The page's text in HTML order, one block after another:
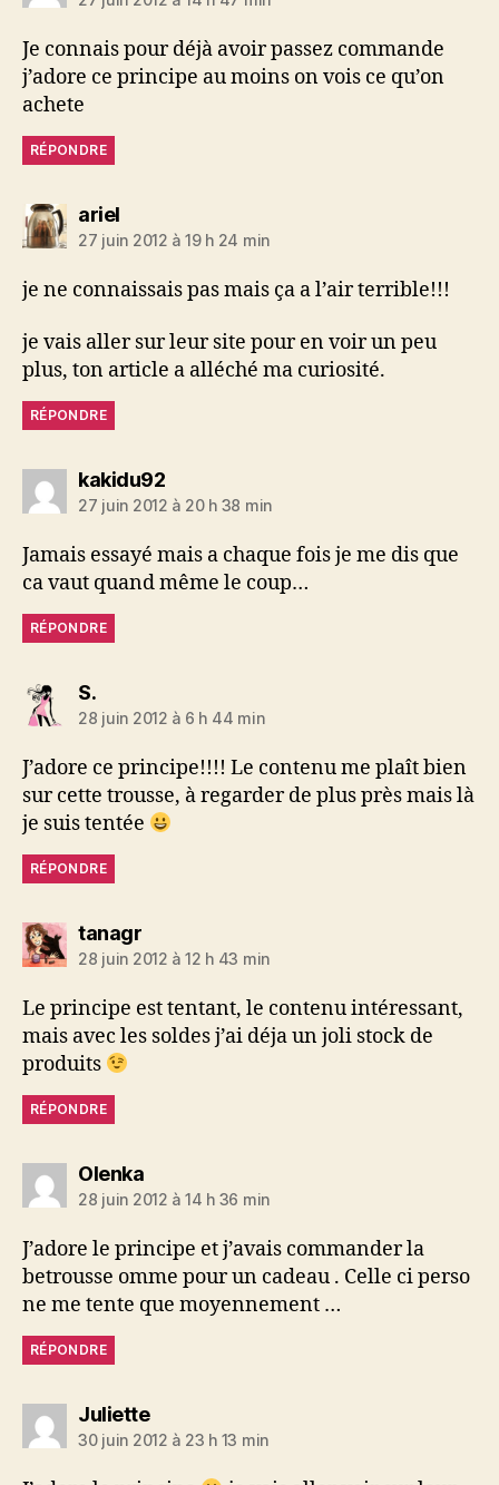
Je connais pour déjà avoir passez commande
j’adore ce principe au moins on vois ce qu’on
achete
RÉPONDRE
arieldit :
27 juin 2012 à 19 h 24 min
je ne connaissais pas mais ça a l’air terrible!!!
je vais aller sur leur site pour en voir un peu
plus, ton article a alléché ma curiosité.
RÉPONDRE
kakidu92dit :
27 juin 2012 à 20 h 38 min
Jamais essayé mais a chaque fois je me dis que
ca vaut quand même le coup…
RÉPONDRE
S.dit :
28 juin 2012 à 6 h 44 min
J’adore ce principe!!!! Le contenu me plaît bien
sur cette trousse, à regarder de plus près mais là
je suis tentée
RÉPONDRE
tanagrdit :
28 juin 2012 à 12 h 43 min
Le principe est tentant, le contenu intéressant,
mais avec les soldes j’ai déja un joli stock de
produits
RÉPONDRE
Olenkadit :
28 juin 2012 à 14 h 36 min
J’adore le principe et j’avais commander la
betrousse omme pour un cadeau . Celle ci perso
ne me tente que moyennement …
RÉPONDRE
Juliettedit :
30 juin 2012 à 23 h 13 min